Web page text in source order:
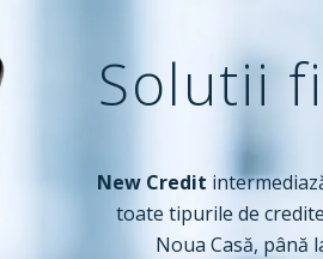
Solutii
New Credit
toate tipurile de
Noua Casă, până